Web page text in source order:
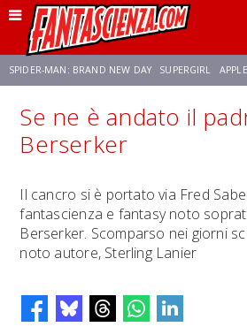
SPIDER-MAN: BRAND NEW DAY SUPERGIRL
FRANCO RICCIARDIELLO ZENDAYA STAR TREK
Se ne è andato il
Berserker
Il cancro si è portato via Fred
fantascienza e fantasy noto
Berserker. Scomparso nei giorni
noto autore, Sterling Lanier